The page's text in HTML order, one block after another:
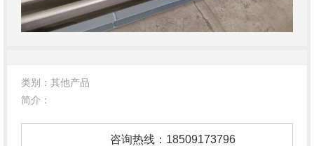
类别：其他产品
简介：
咨询热线： 18509173796